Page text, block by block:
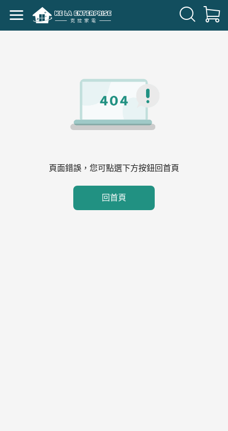
頁面錯誤，您可點選下方按鈕回首頁
回首頁